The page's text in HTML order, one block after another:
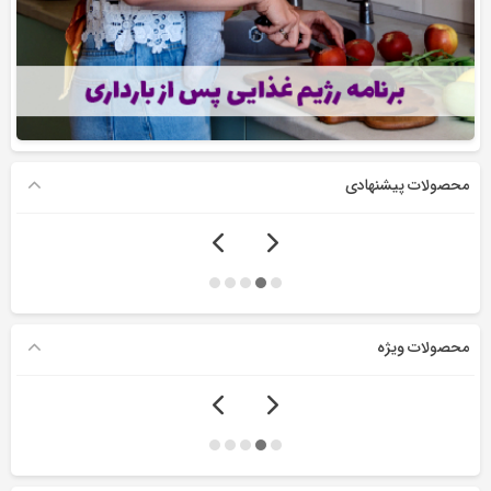
محصولات پیشنهادی
محصولات ویژه